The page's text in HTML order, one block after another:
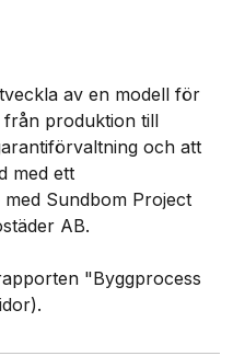
av en modell för
från produktion till
och att
med ett
Sundbom Project
AB.
"Byggprocess